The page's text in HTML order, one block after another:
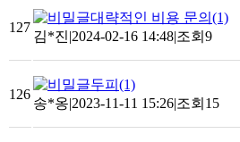
127
대략적인 비용 문의 (1)
김*진|2024-02-16 14:48|조회9
126
두피 (1)
송*옹|2023-11-11 15:26|조회15